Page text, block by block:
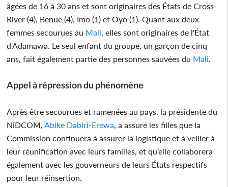
âgées de 16 à 30 ans et sont originaires des États de Cross
River (4), Benue (4), Imo (1) et Oyo (1). Quant aux deux
femmes secourues au Mali , elles sont originaires de l'État
d'Adamawa. Le seul enfant du groupe, un garçon de cinq
ans, fait également partie des personnes sauvées du Mali
Appel à répression du phénomène
Après être secourues et ramenées au pays, la présidente du
NiDCOM, Abike Dabiri-Erewa , a assuré les filles que la
Commission continuera à assurer la logistique et à veiller à
leur réunification avec leurs familles, et qu’elle collaborera
également avec les gouverneurs de leurs États respectifs
pour leur réinsertion.